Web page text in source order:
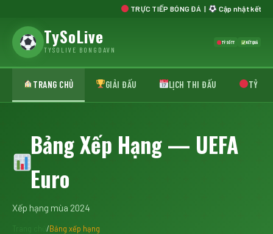
TRỰC TIẾP BÓNG ĐÁ | Cập nhật kết quả,
TySoLive
TYSOLIVE BONGDAVN
TỶ SỐ TT KẾT QUẢ
TRANG CHỦ GIẢI ĐẤU LỊCH THI ĐẤU TỶ SỐ
Bảng Xếp Hạng — UEFA
Euro
Xếp hạng mùa 2024
/Bảng xếp hạng